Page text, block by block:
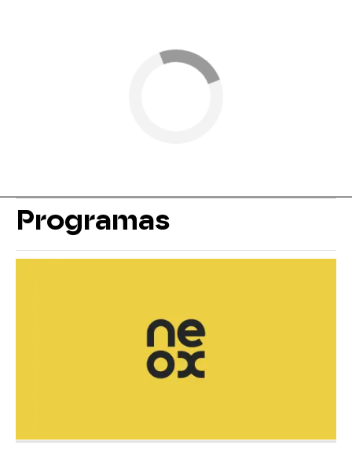
Programas